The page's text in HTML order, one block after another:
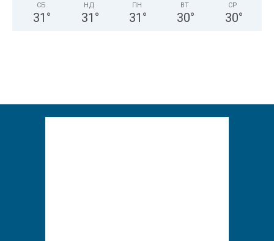
СБ
31 °
НД
31 °
ПН
31 °
ВТ
30°
СР
30°